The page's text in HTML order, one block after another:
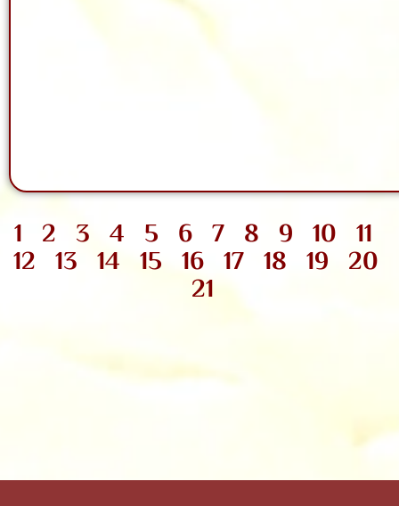
1 2 3 4 5 6 7 8 9 10
11
12
13 14 15 16 17 18 19
20
21